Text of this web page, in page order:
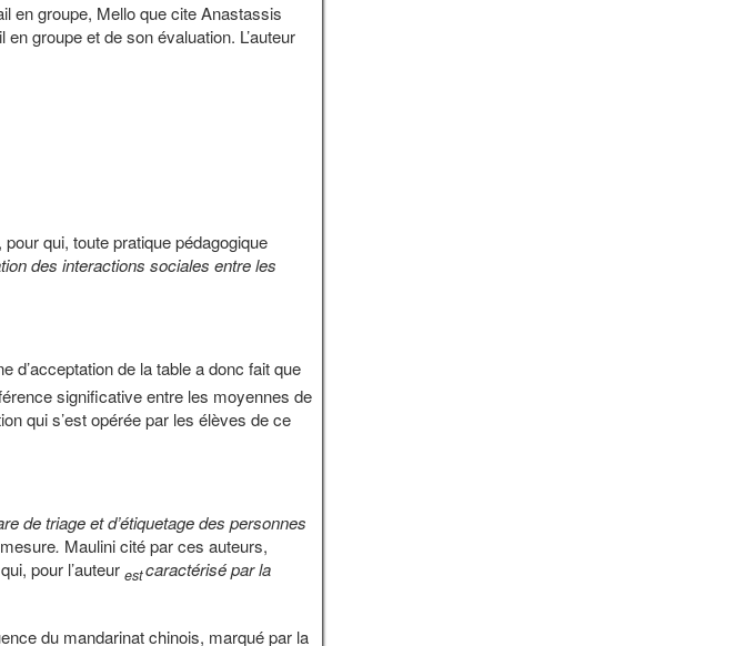
en groupe, Mello que cite Anastassis
groupe et de son évaluation. L’auteur
qui, toute pratique pédagogique
des interactions sociales entre les
d’acceptation de la table a donc fait que
significative entre les moyennes de
qui s’est opérée par les élèves de ce
de triage et d’étiquetage des personnes
. Maulini cité par ces auteurs,
pour l’auteur estcaractérisé par la
du mandarinat chinois, marqué par la